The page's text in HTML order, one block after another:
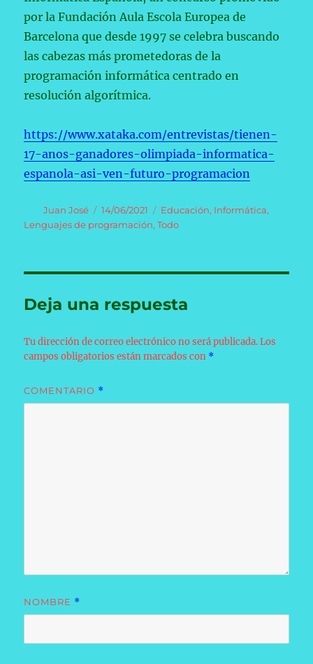
por la Fundación Aula Escola Europea de
Barcelona que desde 1997 se celebra buscando
las cabezas más prometedoras de la
programación informática centrado en
resolución algorítmica.
https://www.xataka.com/entrevistas/tienen-
17-anos-ganadores-olimpiada-informatica-
espanola-asi-ven-futuro-programacion
Autor
Juan José
Publicado
el
14/06/2021 Categorías
Educación, Informática,
Lenguajes de programación,Todo
Deja una respuesta
Tu dirección de correo electrónico no será publicada. Los
campos obligatorios están marcados con *
COMENTARIO *
NOMBRE *